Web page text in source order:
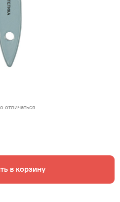
отличаться
в корзину